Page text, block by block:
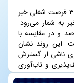
کارفرمایان آمریکایی در ماه ژوئیه از حذف ۳۳,۴۲۹ فرصت شغلی خبر
به شمار می‌رود.
نیروها نسبت به ماه ژوئن ۲۷ درصد و در مقایسه با
است. این روند نشان
ناشی از گسترش
و تاب‌آوری